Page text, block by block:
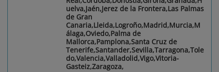
uelva,Jaén,Jerez de la Frontera,Las Palmas
de Gran
Canaria,Lleida,Logroño,Madrid,Murcia,M
álaga,Oviedo,Palma de
Mallorca,Pamplona,Santa Cruz de
Tenerife,Santander,Sevilla,Tarragona,Tole
do,Valencia,Valladolid,Vigo,Vitoria-
Gasteiz,Zaragoza,